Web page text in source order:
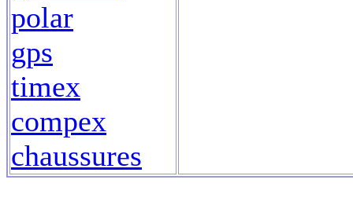
polar
gps
timex
compex
chaussures